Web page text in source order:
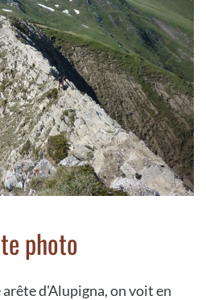
photo
d'Alupigna, on voit en